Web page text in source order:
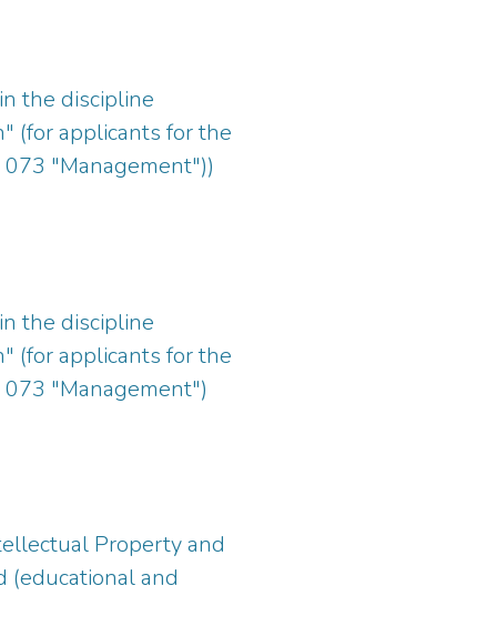
the discipline
(for applicants for the
"Management"))
the discipline
(for applicants for the
"Management")
Property and
(educational and